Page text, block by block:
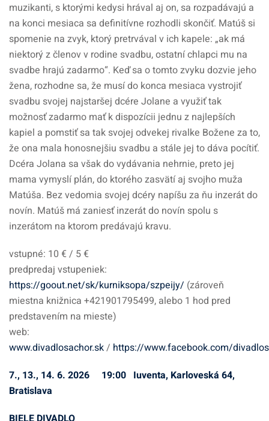
muzikanti, s ktorými kedysi hrával aj on, sa rozpadávajú a
na konci mesiaca sa definitívne rozhodli skončiť. Matúš si
spomenie na zvyk, ktorý pretrvával v ich kapele: „ak má
niektorý z členov v rodine svadbu, ostatní chlapci mu na
svadbe hrajú zadarmo“. Keď sa o tomto zvyku dozvie jeho
žena, rozhodne sa, že musí do konca mesiaca vystrojiť
svadbu svojej najstaršej dcére Jolane a využiť tak
možnosť zadarmo mať k dispozícii jednu z najlepších
kapiel a pomstiť sa tak svojej odvekej rivalke Božene za to,
že ona mala honosnejšiu svadbu a stále jej to dáva pocítiť.
Dcéra Jolana sa však do vydávania nehrnie, preto jej
mama vymyslí plán, do ktorého zasvätí aj svojho muža
Matúša. Bez vedomia svojej dcéry napíšu za ňu inzerát do
novín. Matúš má zaniesť inzerát do novín spolu s
inzerátom na ktorom predávajú kravu.
vstupné: 10 € / 5 €
predpredaj vstupeniek:
https://goout.net/sk/kurniksopa/szpeijy/ (zároveň
miestna knižnica +421901795499, alebo 1 hod pred
predstavením na mieste)
web:
www.divadlosachor.sk/ https://www.facebook.com/
7., 13., 14. 6. 2026 19:00 Iuventa, Karloveská 64,
Bratislava